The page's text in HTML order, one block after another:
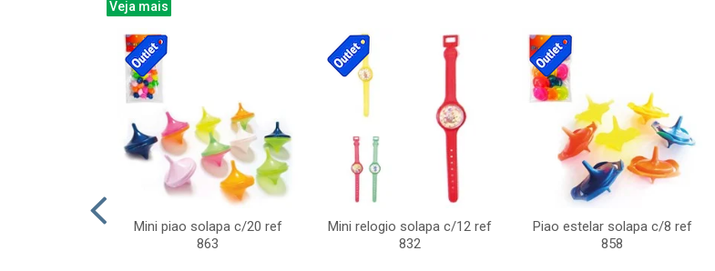
Veja mais
Mini piao solapa c/20 ref
863
Mini relogio solapa c/12 ref
832
Piao estelar solapa c/8 ref
858